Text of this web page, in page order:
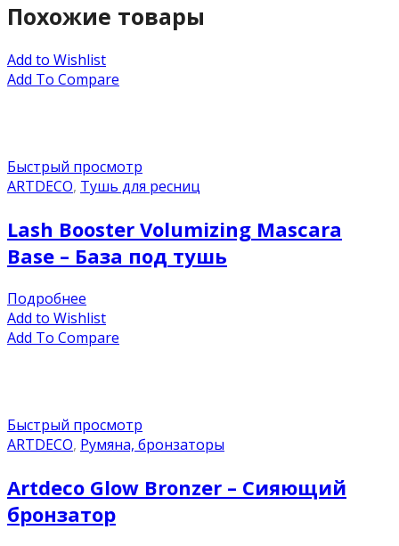
Похожие товары
Add to Wishlist
Add To Compare
Быстрый просмотр
ARTDECO, Тушь для ресниц
Lash Booster Volumizing Mascara
Base – База под тушь
Подробнее
Add to Wishlist
Add To Compare
Быстрый просмотр
ARTDECO, Румяна, бронзаторы
Artdeco Glow Bronzer – Сияющий
бронзатор